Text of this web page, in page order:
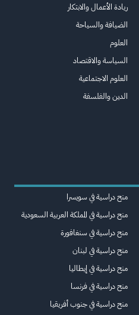
ريادة الأعمال والابتكار
الضيافة والسياحة
العلوم
السياسة والاقتصاد
العلوم الاجتماعية
الدين والفلسفة
منح دراسية في سويسرا
منح دراسية في المملكة العربية السعودية
منح دراسية في سنغافورة
منح دراسية في لبنان
منح دراسية في إيطاليا
منح دراسية في فرنسا
منح دراسية في جنوب أفريقيا